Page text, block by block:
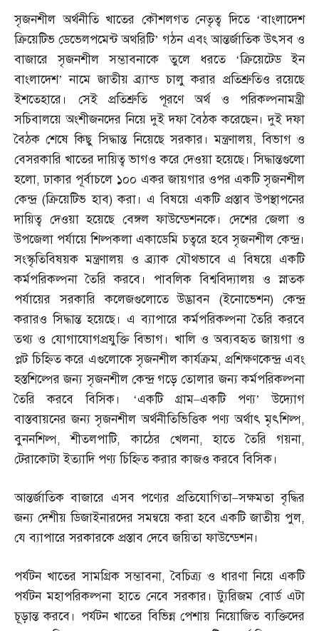
সৃজনশীল অর্থনীতি খাতের কৌশলগত নেতৃত্ব দিতে ‘বাংলাদেশ
ক্রিয়েটিভ ডেভেলপমেন্ট অথরিটি’ গঠন এবং আন্তর্জাতিক উৎসব ও
বাজারে সৃজনশীল সম্ভাবনাকে তুলে ধরতে ‘ক্রিয়েটেড ইন
বাংলাদেশ’ নামে জাতীয় ব্র্যান্ড চালু করার প্রতিশ্রুতিও রয়েছে
ইশতেহারে। সেই প্রতিশ্রুতি পূরণে অর্থ ও পরিকল্পনামন্ত্রী
সচিবালয়ে অংশীজনদের নিয়ে দুই দফা বৈঠক করেছেন। দুই দফা
বৈঠক শেষে কিছু সিদ্ধান্ত নিয়েছে সরকার। মন্ত্রণালয়,বিভাগ ও
বেসরকারি খাতের দায়িত্ব ভাগও করে দেওয়া হয়েছে। সিদ্ধান্তগুলো
হলো,ঢাকার পূর্বাচলে ১০০ একর জায়গার ওপর একটি সৃজনশীল
কেন্দ্র (ক্রিয়েটিভ হাব)করা। এ বিষয়ে একটি প্রস্তাব উপস্থাপনের
দায়িত্ব দেওয়া হয়েছে বেঙ্গল ফাউন্ডেশনকে। দেশের জেলা ও
উপজেলা পর্যায়ে শিল্পকলা একাডেমি চত্বরে হবে সৃজনশীল কেন্দ্র।
সংস্কৃতিবিষয়ক মন্ত্রণালয় ও ব্র্যাক যৌথভাবে এ বিষয়ে একটি
কর্মপরিকল্পনা তৈরি করবে। পাবলিক বিশ্ববিদ্যালয় ও স্নাতক
পর্যায়ের সরকারি কলেজগুলোতে উদ্ভাবন (ইনোভেশন)কেন্দ্র
করারও সিদ্ধান্ত হয়েছে। এ ব্যাপারে কর্মপরিকল্পনা তৈরি করবে
তথ্য ও যোগাযোগপ্রযুক্তি বিভাগ। খালি ও অব্যবহৃত জায়গা ও
প্লট চিহ্নিত করে এগুলোকে সৃজনশীল কার্যক্রম,প্রশিক্ষণকেন্দ্র এবং
হস্তশিল্পের জন্য সৃজনশীল কেন্দ্র গড়ে তোলার জন্য কর্মপরিকল্পনা
তৈরি করবে বিসিক। ‘একটি গ্রাম–একটি পণ্য’ উদ্যোগ
বাস্তবায়নের জন্য সৃজনশীল অর্থনীতিভিত্তিক পণ্য অর্থাৎ মৃৎশিল্প,
বুননশিল্প,শীতলপাটি,কাঠের খেলনা,হাতে তৈরি গয়না,
টেরাকোটা ইত্যাদি পণ্য চিহ্নিত করার কাজও করবে বিসিক।
আন্তর্জাতিক বাজারে এসব পণ্যের প্রতিযোগিতা–সক্ষমতা বৃদ্ধির
জন্য দেশীয় ডিজাইনারদের সমন্বয়ে করা হবে একটি জাতীয় পুল,
যে ব্যাপারে সরকারকে প্রস্তাব দেবে জয়িতা ফাউন্ডেশন।
পর্যটন খাতের সামগ্রিক সম্ভাবনা,বৈচিত্র্য ও ধারণা নিয়ে একটি
পর্যটন মহাপরিকল্পনা হাতে নেবে সরকার। ট্যুরিজম বোর্ড এটা
চূড়ান্ত করবে। পর্যটন খাতের বিভিন্ন পেশায় নিয়োজিত ব্যক্তিদের